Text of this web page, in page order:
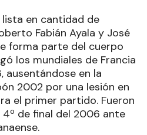
lista en cantidad de
Fabián Ayala y José
forma parte del cuerpo
los mundiales de Francia
ausentándose en la
2002 por una lesión en
el primer partido. Fueron
4º de final del 2006 ante